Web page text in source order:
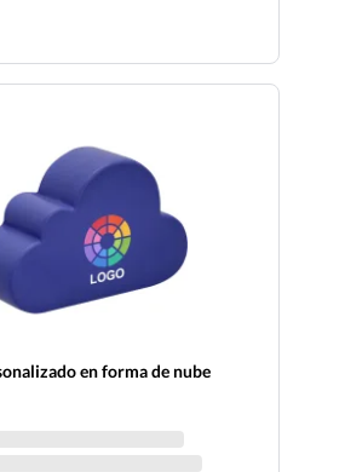
en forma de nube